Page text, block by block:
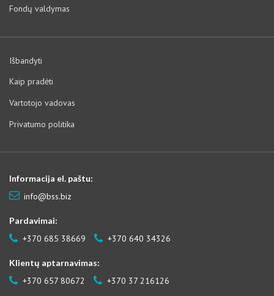
Fondų valdymas
Išbandyti
Kaip pradėti
Vartotojo vadovas
Privatumo politika
Informacija el. paštu:
info@bss.biz
Pardavimai:
+370 685 38669 +370 640 34326
Klientų aptarnavimas:
+370 657 80672 +370 37 216126